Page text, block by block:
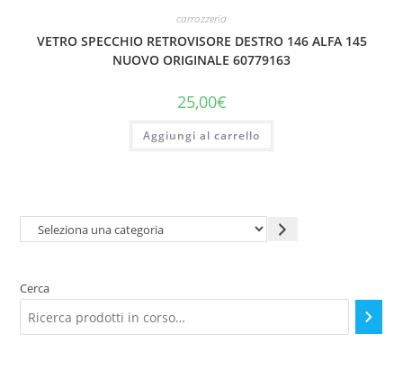
carrozzeria
VETRO SPECCHIO RETROVISORE DESTRO 146 ALFA 145
NUOVO ORIGINALE 60779163
25,00€
Aggiungi al carrello
Seleziona
Cerca